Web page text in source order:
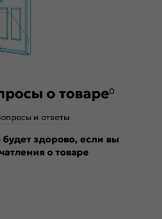
о товаре0
и ответы
здорово, если вы
о товаре